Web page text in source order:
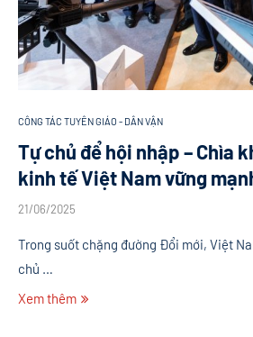
CÔNG TÁC TUYÊN GIÁO - DÂN VẬN
Tự chủ để hội nhập – Chìa
kinh tế Việt Nam vững
21/06/2025
Trong suốt chặng đường Đổi mới, Việt
chủ …
Xem thêm